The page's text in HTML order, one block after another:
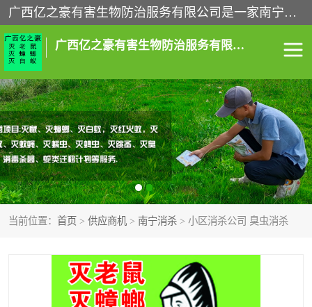
广西亿之豪有害生物防治服务有限公司是一家南宁灭鼠公司、灭蟑螂公司，南宁杀虫公司，南宁除虫公司，南宁灭跳蚤公司，南宁灭白蚁公司，南宁除四害公司,广西亿之豪有害生物防治服务有限公司专业灭蟑螂,除臭虫,其他害虫,服务上门,安全环保,售后保障,一次消杀，竭诚为您服务.
广西亿之豪有害生物防治服务有限公司
当前位置： 首页 > 供应商机 > 南宁消杀 > 小区消杀公司 臭虫消杀
南宁灭白蚁 南宁灭老鼠
南宁灭蟑螂 南宁杀虫
南宁除四害 南宁消杀
南宁除虫公司